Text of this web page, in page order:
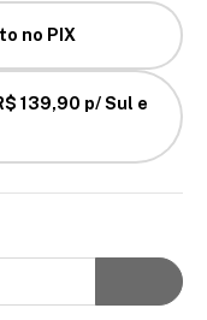
no PIX
139,90 p/ Sul e